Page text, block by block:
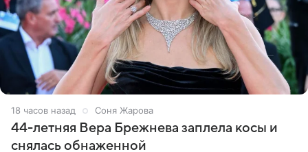
18 часов назад Соня Жарова
44-летняя Вера Брежнева заплела косы и
снялась обнаженной